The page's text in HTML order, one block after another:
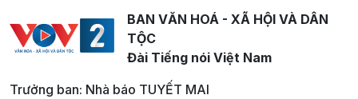
BAN VĂN HOÁ - XÃ HỘI VÀ DÂN
TỘC
Đài Tiếng nói Việt Nam
Trưởng ban: Nhà báo TUYẾT MAI